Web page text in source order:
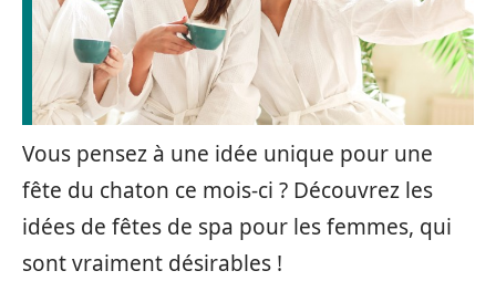
Vous pensez à une idée unique pour une
fête du chaton ce mois-ci ? Découvrez les
idées de fêtes de spa pour les femmes, qui
sont vraiment désirables !